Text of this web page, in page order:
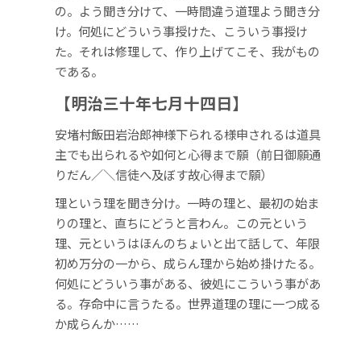
の。よう聞き分けて、一時間違う道理よう聞き分
け。何処にどういう事授けた、こういう事授け
た。それは修理して、作り上げてこそ、我がもの
である。
【明治三十年七月十四日】
安堵村飯田岩治郎神様下られる様申されるは道具
主でも出られるや如何と心得まで願（前日御願通
りだん／＼信徒へ及ぼす故心得まで願）
理という理を聞き分け。一時の理と、最初の始ま
りの理と、直ちにどうと言わん。この元という
理、元というはほんのちょいと出て話して、年限
初め万分の一から、成らん理から始め掛けたる。
何処にどういう事がある、彼処にこういう事があ
る。存命中に言うたる。世界道理の理に一つ成る
か成らんか……